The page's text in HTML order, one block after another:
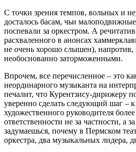
С точки зрения темпов, вольных и
досталось басам, чьи
поспевали за оркестром. А
расхваленного в анонсах
не очень хорошо слышен), напротив,
необоснованно заторможенными.
Впрочем, все перечисленное – это
неординарного музыканта на
печалит, что Курентзису-дирижеру
уверенно сделать следующий шаг – к
художественного руководителя
ответственности не за частности, а
задумаешься, почему в Пермском
оркестра, два музыкальных лидера,